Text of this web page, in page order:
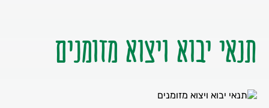
תנאי יבוא ויצוא מזומנים